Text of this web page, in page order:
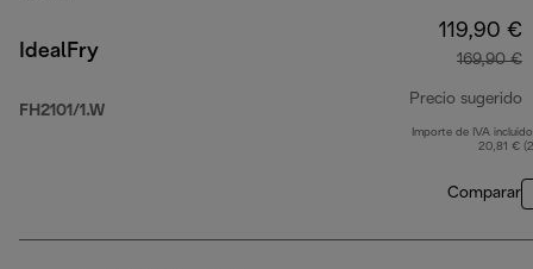
IdealFry
FH2101/1.W
119,90 €
169,90 €
Precio sugerido
Importe de IVA
20,81 €
Comparar